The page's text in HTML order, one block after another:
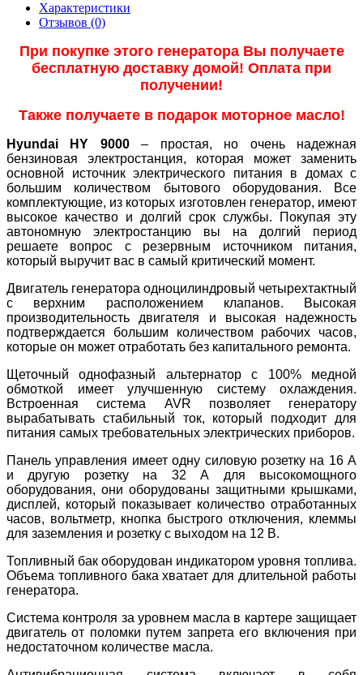
Характеристики
Отзывов (0)
При покупке этого генератора Вы получаете
бесплатную доставку домой! Оплата при
получении!
Также получаете в подарок моторное масло!
Hyundai HY 9000– простая, но очень надежная
бензиновая электростанция, которая может заменить
основной источник электрического питания в домах с
большим количеством бытового оборудования. Все
комплектующие, из которых изготовлен генератор, имеют
высокое качество и долгий срок службы. Покупая эту
автономную электростанцию вы на долгий период
решаете вопрос с резервным источником питания,
который выручит вас в самый критический момент.
Двигатель генератора одноцилиндровый четырехтактный
с верхним расположением клапанов. Высокая
производительность двигателя и высокая надежность
подтверждается большим количеством рабочих часов,
которые он может отработать без капитального ремонта.
Щеточный однофазный альтернатор с 100% медной
обмоткой имеет улучшенную систему охлаждения.
Встроенная система AVR позволяет генератору
вырабатывать стабильный ток, который подходит для
питания самых требовательных электрических приборов.
Панель управления имеет одну силовую розетку на 16 А
и другую розетку на 32 А для высокомощного
оборудования, они оборудованы защитными крышками,
дисплей, который показывает количество отработанных
часов, вольтметр, кнопка быстрого отключения, клеммы
для заземления и розетку с выходом на 12 В.
Топливный бак оборудован индикатором уровня топлива.
Объема топливного бака хватает для длительной работы
генератора.
Система контроля за уровнем масла в картере защищает
двигатель от поломки путем запрета его включения при
недостаточном количестве масла.